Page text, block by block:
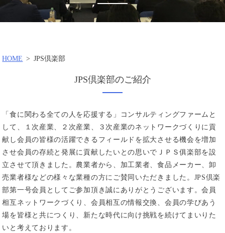
HOME JPS倶楽部
JPS倶楽部のご紹介
「食に関わる全ての人を応援する」コンサルティングファームと
して、１次産業、２次産業、３次産業のネットワークづくりに貢
献し会員の皆様の活躍できるフィールドを拡大させる機会を増加
させ会員の存続と発展に貢献したいとの思いでＪＰＳ俱楽部を設
立させて頂きました。農業者から、加工業者、食品メーカー、卸
売業者様などの様々な業種の方にご賛同いただきました。JPS倶楽
部第一号会員としてご参加頂き誠にありがとうございます。会員
相互ネットワークづくり、会員相互の情報交換、会員の学びあう
場を皆様と共につくり、新たな時代に向け挑戦を続けてまいりた
いと考えております。